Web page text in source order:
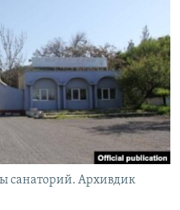
санаторий. Архивдик